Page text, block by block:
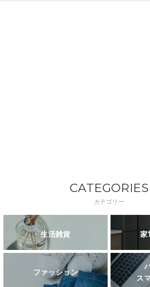
CATEGORIES
カテゴリー
生活雑貨 家
ファッション
ス